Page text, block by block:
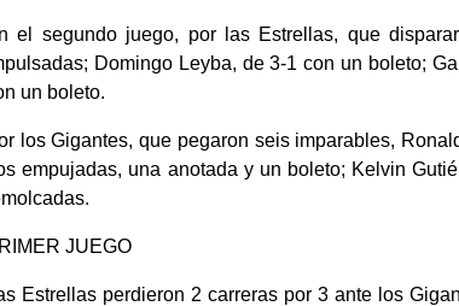
el segundo juego, por las Estrellas, que
Domingo Leyba, de 3-1 con un boleto;
un boleto.
los Gigantes, que pegaron seis imparables,
empujadas, una anotada y un boleto; Kelvin
JUEGO
Estrellas perdieron 2 carreras por 3 ante los